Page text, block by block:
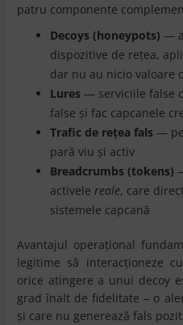
patru componente
Decoys (honeypots) —
dispozitive de rețea,
dar nu au nicio valoare
Lures — serviciile false
false și fac capcanele
Trafic de rețea fals —
pară viu și activ
Breadcrumbs (tokens)
activele reale, care
sistemele capcană
Avantajul operațional
legitime să interacționeze
orice atingere a unui decoy
grad înalt de fidelitate – o
și care nu generează fals